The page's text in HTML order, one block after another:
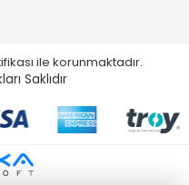
ile korunmaktadır.
Saklıdır